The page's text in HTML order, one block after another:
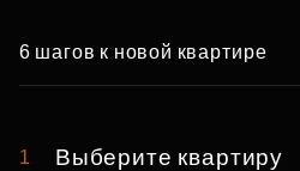
Купите квартиру,
не выходя из
Сервис онлайн-
6 шагов к новой квартире
1 Выберите квартиру